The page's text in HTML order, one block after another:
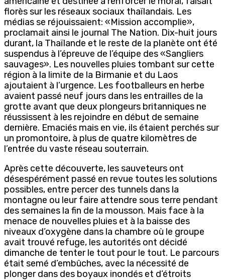
florès sur les réseaux sociaux thaïlandais. Les
médias se réjouissaient: «Mission accomplie»,
proclamait ainsi le journal The Nation. Dix-huit jours
durant, la Thaïlande et le reste de la planète ont été
suspendus à l’épreuve de l’équipe des «Sangliers
sauvages». Les nouvelles pluies tombant sur cette
région à la limite de la Birmanie et du Laos
ajoutaient à l’urgence. Les footballeurs en herbe
avaient passé neuf jours dans les entrailles de la
grotte avant que deux plongeurs britanniques ne
réussissent à les rejoindre en début de semaine
dernière. Emaciés mais en vie, ils étaient perchés sur
un promontoire, à plus de quatre kilomètres de
l’entrée du vaste réseau souterrain.
Après cette découverte, les sauveteurs ont
désespérément passé en revue toutes les solutions
possibles, entre percer des tunnels dans la
montagne ou leur faire attendre sous terre pendant
des semaines la fin de la mousson. Mais face à la
menace de nouvelles pluies et à la baisse des
niveaux d’oxygène dans la chambre où le groupe
avait trouvé refuge, les autorités ont décidé
dimanche de tenter le tout pour le tout. Le parcours
était semé d’embûches, avec la nécessité de
plonger dans des boyaux inondés et d’étroits